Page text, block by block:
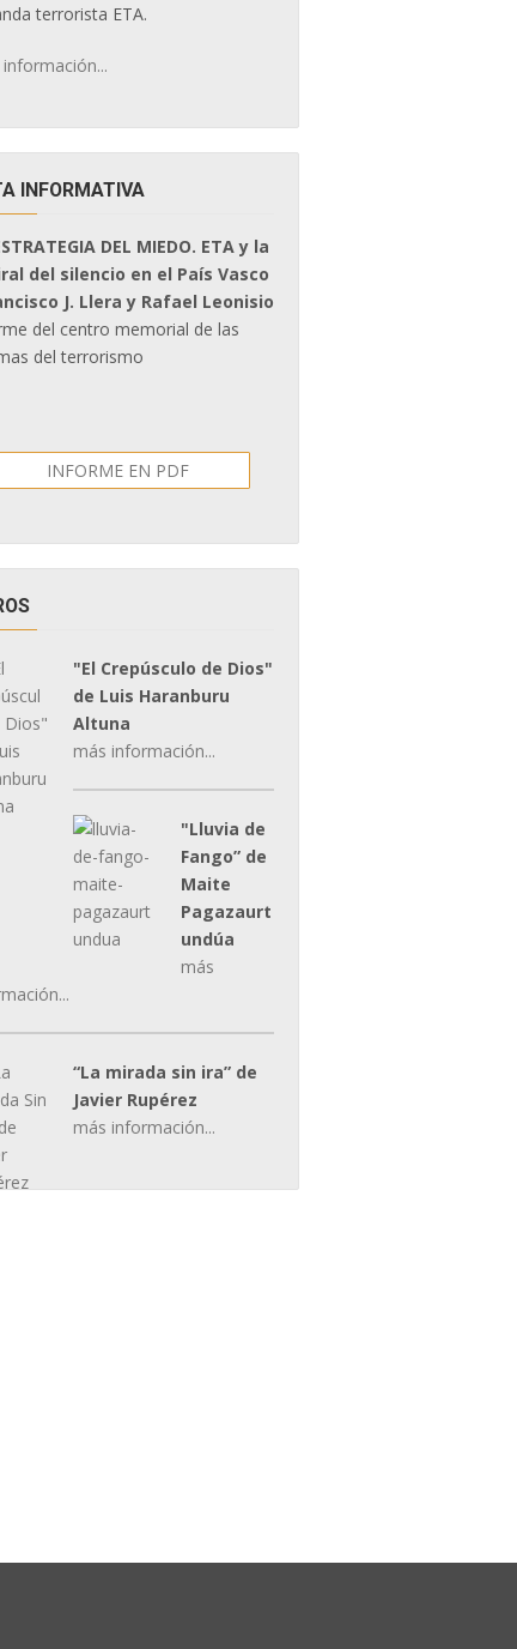
terrorista ETA.
INFORMATIVA
DEL MIEDO. ETA y la
del silencio en el País Vasco
J. Llera y Rafael Leonisio
del centro memorial de las
del terrorismo
INFORME EN PDF
"El Crepúsculo de Dios"
de Luis Haranburu
Altuna
más información...
"Lluvia de
Fango” de
Maite
Pagazaurt
undúa
más
“La mirada sin ira” de
Javier Rupérez
más información...